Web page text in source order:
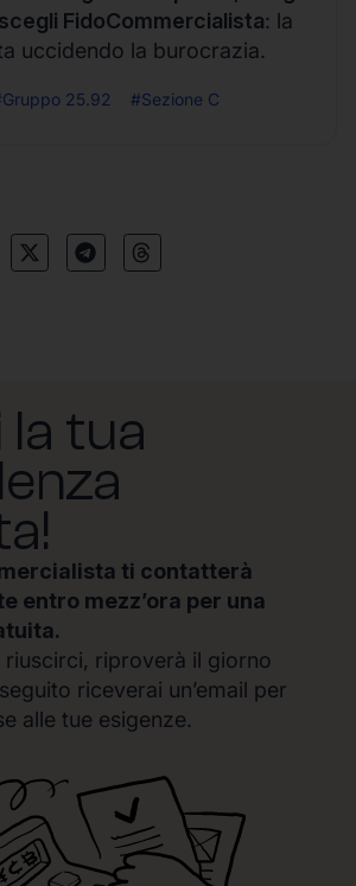
FidoCommercialista: la
uccidendo la burocrazia.
25.92 #Sezione C
tua
ti contatterà
entro mezz’ora per una
riuscirci, riproverà il giorno
riceverai un’email per
alle tue esigenze.